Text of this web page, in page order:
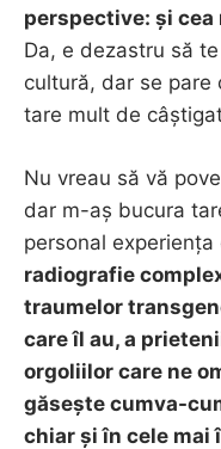
perspective: și
Da, e dezastru să
cultură, dar se pare
tare mult de
Nu vreau să vă
dar m-aș bucura
personal
radiografie
traumelor
care îl au, a
orgoliilor care ne
găsește cumva-
chiar și în cele mai